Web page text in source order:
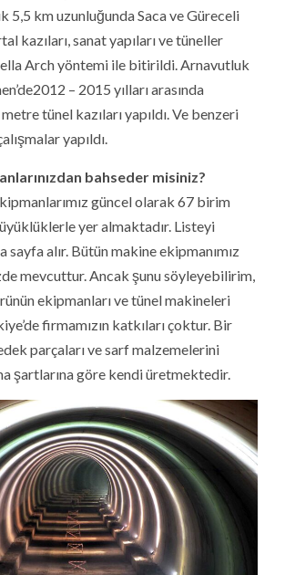
5,5 km uzunluğunda Saca ve Güreceli
kazıları, sanat yapıları ve tüneller
Arch yöntemi ile bitirildi. Arnavutluk
– 2015 yılları arasında
tünel kazıları yapıldı. Ve benzeri
yapıldı.
bahseder misiniz?
güncel olarak 67 birim
yer almaktadır. Listeyi
sayfa alır. Bütün makine ekipmanımız
mevcuttur. Ancak şunu söyleyebilirim,
ekipmanları ve tünel makineleri
firmamızın katkıları çoktur. Bir
parçaları ve sarf malzemelerini
şartlarına göre kendi üretmektedir.